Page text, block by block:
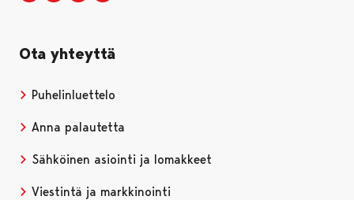
Ota yhteyttä
Puhelinluettelo
Anna palautetta
Sähköinen asiointi ja lomakkeet
Viestintä ja markkinointi